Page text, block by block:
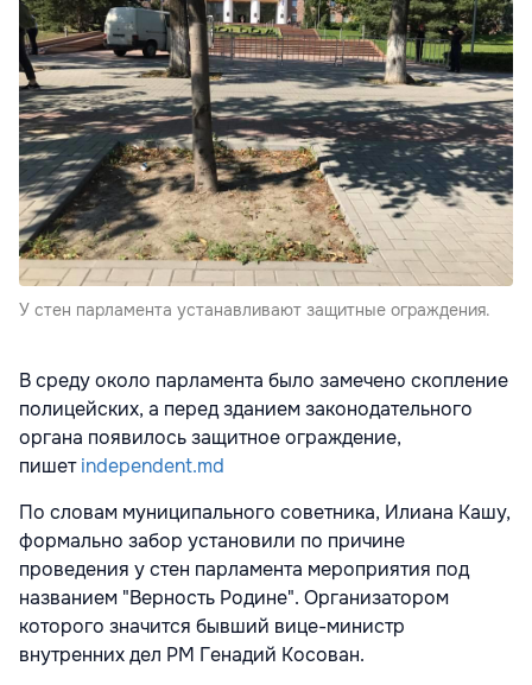
У стен парламента устанавливают защитные ограждения.
В среду около парламента было замечено скопление
полицейских, а перед зданием законодательного
органа появилось защитное ограждение,
пишетindependent.md
По словам муниципального советника, Илиана Кашу,
формально забор установили по причине
проведения у стен парламента мероприятия под
названием "Верность Родине". Организатором
которого значится бывший вице-министр
внутренних дел РМ Генадий Косован.